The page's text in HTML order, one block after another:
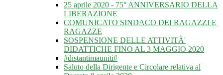
25 aprile 2020 - 75° ANNIVERSARIO DELLA
LIBERAZIONE
COMUNICATO SINDACO DEI RAGAZZI E
RAGAZZE
SOSPENSIONE DELLE ATTIVITÀ'
DIDATTICHE FINO AL 3 MAGGIO 2020
#distantimauniti#
Saluto della Dirigente e Circolare relativa al